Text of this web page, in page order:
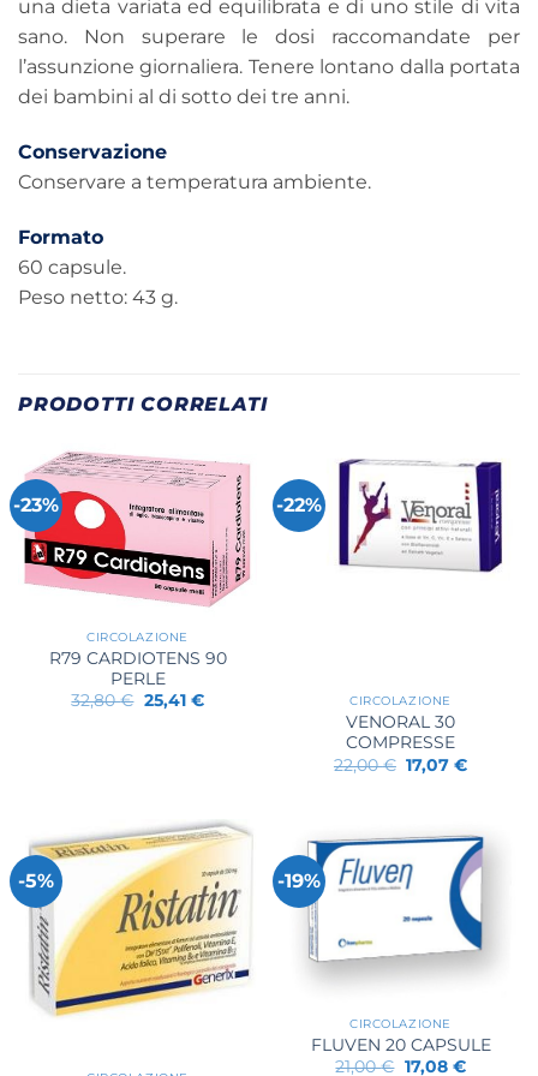
una dieta variata ed equilibrata e di uno stile di vita
sano. Non superare le dosi raccomandate per
l’assunzione giornaliera. Tenere lontano dalla portata
dei bambini al di sotto dei tre anni.
Conservazione
Conservare a temperatura ambiente.
Formato
60 capsule.
Peso netto: 43 g.
PRODOTTI CORRELATI
-23%
CIRCOLAZIONE
R79 CARDIOTENS 90
PERLE
32,80€ Il
prezzo
25,41 €Il
-22%
CIRCOLAZIONE
VENORAL 30
COMPRESSE
22,00€ Il
prezzo
17,07€Il
-5% -19%
CIRCOLAZIONE
FLUVEN 20 CAPSULE
21,00€ Il
17,08 €Il